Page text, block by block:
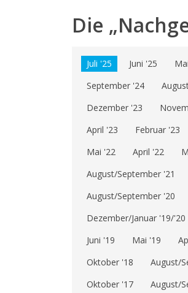
Die
Juli '25 Juni '25
September '24
Dezember '23
April '23
Februar '23
Mai '22
April '22
August/September '21
August/September '20
Dezember/Januar '19/'20
Juni '19
Mai '19
Oktober '18
August/
Oktober '17
August/